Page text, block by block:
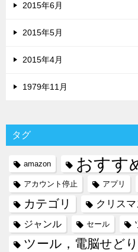
2015年6月
2015年5月
2015年4月
1979年11月
タグ
amazon おすす
アカウント停止 アプリ
カテゴリ クリス
ジャンル セール
ツール，電脳せど